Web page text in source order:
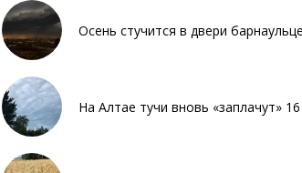
Осень стучится в двери
На Алтае тучи вновь «заплачут» 16